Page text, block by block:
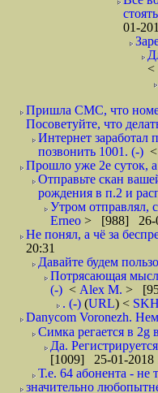
01-
<
Пришла СМС, что номер
Посоветуйте, что
Интернет заработал
позвонить 1001. (-) <
Прошло уже 2е суток,
Отправьте скан
рождения в п.2 и
Утром отправлял,
Erneo > [988] 26-
Не понял, а чё за
20:31
Давайте будем
Потрясающая
(-) < Alex M. >
. (-) (URL) < SKH
Danycom Voronezh.
Симка регается в 2g
Да.
[1009] 25-01-2018
Т.е. 64 абонента -
значительно